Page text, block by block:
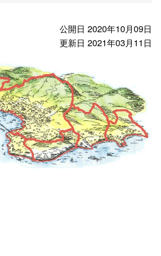
公開日 2020年10月09日
更新日 2021年03月11日